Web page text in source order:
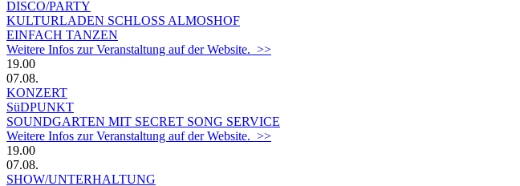
DISCO/PARTY
KULTURLADEN SCHLOSS ALMOSHOF
EINFACH TANZEN
Weitere Infos zur Veranstaltung auf der Website. >>
19.00
07.08.
KONZERT
SüDPUNKT
SOUNDGARTEN MIT SECRET SONG SERVICE
Weitere Infos zur Veranstaltung auf der Website. >>
19.00
07.08.
SHOW/UNTERHALTUNG